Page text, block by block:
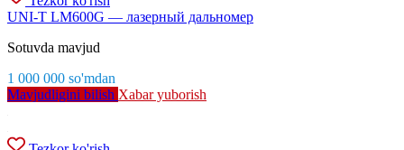
UNI-T LM600G — лазерный дальномер
Sotuvda mavjud
1 000 000 so'mdan
Mavjudligini bilish Xabar yuborish